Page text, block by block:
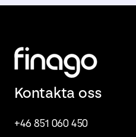
Kontakta oss
+46 851 060 450